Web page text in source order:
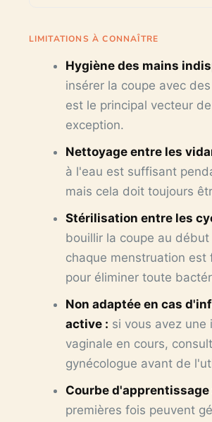
LIMITATIONS À CONNAÎTRE
Hygiène des mains
insérer la coupe avec
est le principal vecteur
exception.
Nettoyage entre les
à l'eau est suffisant
mais cela doit toujours
Stérilisation entre les
bouillir la coupe au
chaque menstruation est
pour éliminer toute
Non adaptée en cas
active : si vous avez une
vaginale en cours,
gynécologue avant de
Courbe d'apprentissage
premières fois peuvent